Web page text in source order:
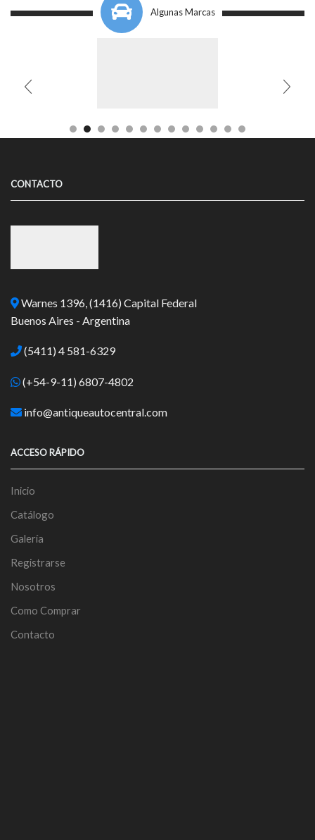
Algunas Marcas
CONTACTO
Warnes 1396, (1416) Capital Federal
Buenos Aires - Argentina
(5411) 4 581-6329
(+54-9-11) 6807-4802
info@antiqueautocentral.com
ACCESO RÁPIDO
Inicio
Catálogo
Galería
Registrarse
Nosotros
Como Comprar
Contacto